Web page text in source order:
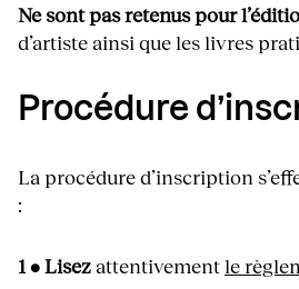
Ne sont pas retenus pour
d’artiste ainsi que les livres
Procédure
La procédure d’inscription
:
1 • Lisez attentivementle